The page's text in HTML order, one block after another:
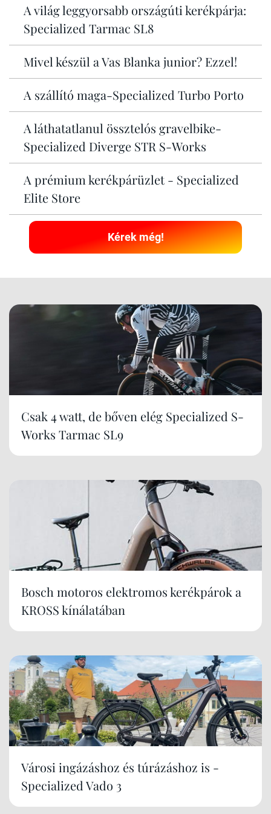
A világ leggyorsabb országúti kerékpárja:
Specialized Tarmac SL8
Mivel készül a Vas Blanka junior? Ezzel!
A szállító maga-Specialized Turbo Porto
A láthatatlanul össztelós gravelbike-
Specialized Diverge STR S-Works
A prémium kerékpárüzlet - Specialized
Elite Store
Kérek még!
Csak 4 watt, de bőven elég Specialized S-
Works Tarmac SL9
Bosch motoros elektromos kerékpárok a
KROSS kínálatában
Városi ingázáshoz és túrázáshoz is -
Specialized Vado 3